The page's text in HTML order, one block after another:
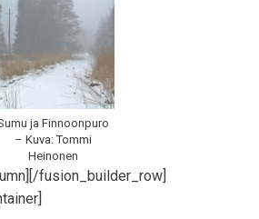
ja Finnoonpuro
– Kuva: Tommi
Heinonen
fusion_builder_row]